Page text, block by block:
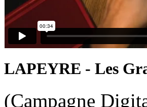
LAPEYRE - Les
(Campagne